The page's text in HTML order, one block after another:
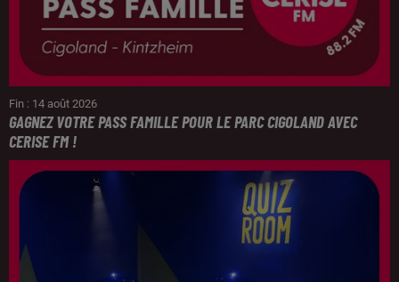
Fin : 14 août 2026
GAGNEZ VOTRE PASS FAMILLE POUR LE PARC CIGOLAND AVEC
CERISE FM !